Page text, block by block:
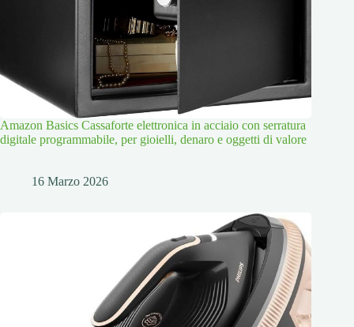
Amazon Basics Cassaforte elettronica in acciaio con serratura
digitale programmabile, per gioielli, denaro e oggetti di valore
16 Marzo 2026